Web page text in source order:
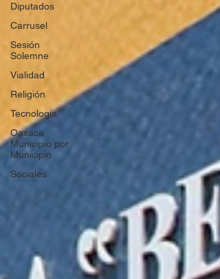
Diputados
Carrusel
Sesión
Solemne
Vialidad
Religión
Tecnología
Oaxaca
Municipio por
Municipio
Sociales